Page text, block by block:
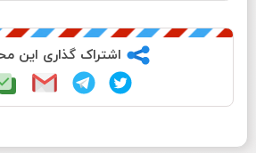
اشتراک گذاری این